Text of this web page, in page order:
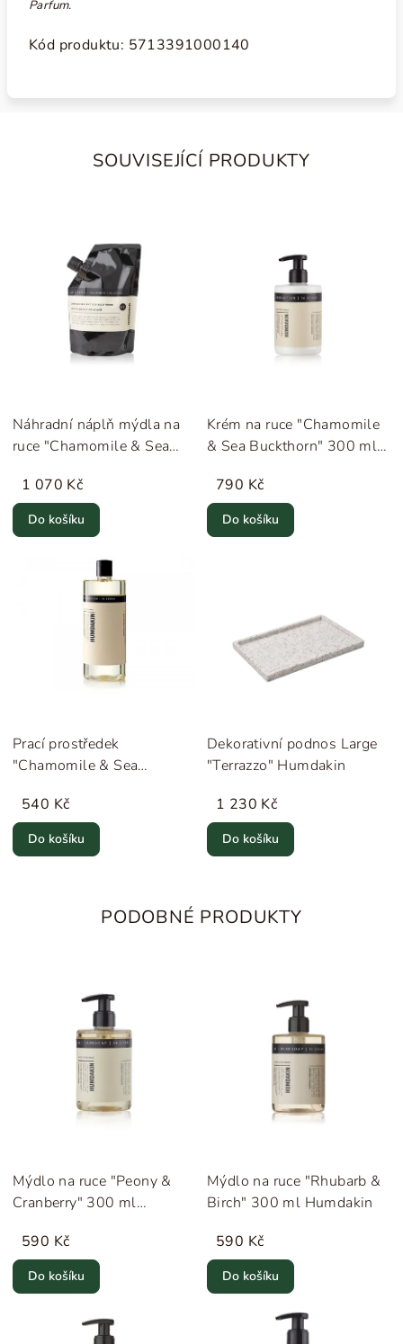
Parfum.
Kód produktu: 5713391000140
SOUVISEJÍCÍ PRODUKTY
Náhradní náplň mýdla na
ruce "Chamomile & Sea
1 070 Kč
Do košíku
Krém na ruce "Chamomile
& Sea Buckthorn" 300 ml
790 Kč
Do košíku
Prací prostředek
"Chamomile & Sea
540 Kč
Do košíku
Dekorativní podnos Large
"Terrazzo" Humdakin
1 230 Kč
Do košíku
PODOBNÉ PRODUKTY
Mýdlo na ruce "Peony &
Cranberry" 300 ml
590 Kč
Do košíku
Mýdlo na ruce "Rhubarb &
Birch" 300 ml Humdakin
590 Kč
Do košíku